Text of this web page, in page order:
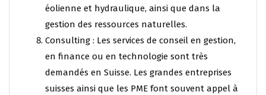
éolienne et hydraulique, ainsi que dans la
gestion des ressources naturelles.
Consulting : Les services de conseil en gestion,
en finance ou en technologie sont très
demandés en Suisse. Les grandes entreprises
suisses ainsi que les PME font souvent appel à